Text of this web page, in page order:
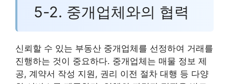
5-2. 중개업체와의 협력
신뢰할 수 있는 부동산 중개업체를 선정하여 거래를
진행하는 것이 중요하다. 중개업체는 매물 정보 제
공, 계약서 작성 지원, 권리 이전 절차 대행 등 다양